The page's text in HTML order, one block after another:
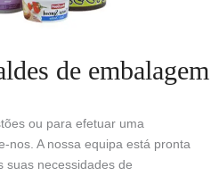
de embalagem
ou para efetuar uma
nos. A nossa equipa está pronta
suas necessidades de